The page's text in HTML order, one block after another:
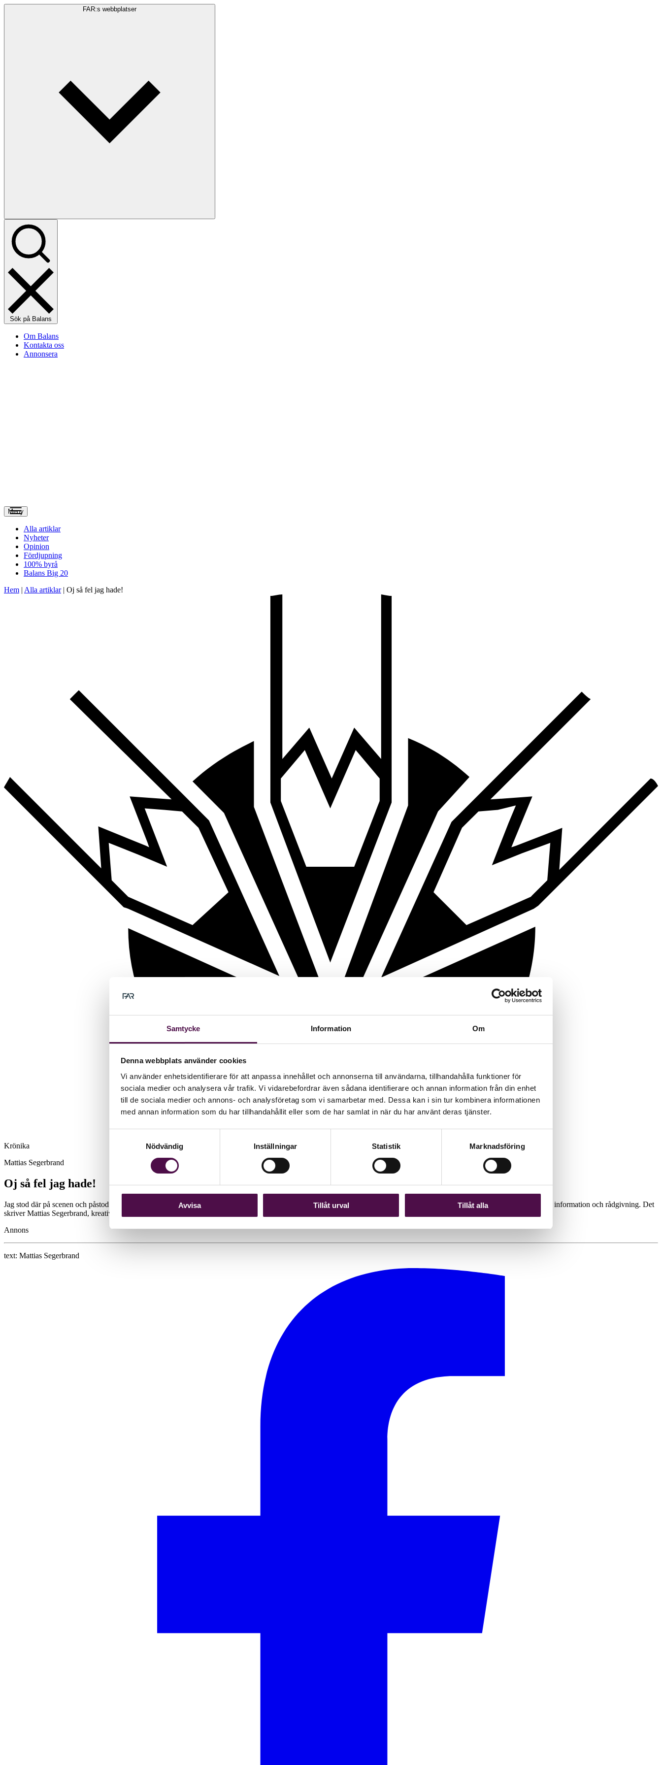
Samtycke Information Om
Denna webbplats använder cookies
Vi använder enhetsidentifierare för att anpassa innehållet och annonserna till användarna, tillhandahålla funktioner för
sociala medier och analysera vår trafik. Vi vidarebefordrar även sådana identifierare och annan information från din enhet
till de sociala medier och annons- och analysföretag som vi samarbetar med. Dessa kan i sin tur kombinera informationen
med annan information som du har tillhandahållit eller som de har samlat in när du har använt deras tjänster.
Nödvändig
Inställningar Statistik Marknadsföring
Avvisa Tillåt urval Tillåt alla
FAR:s webbplatser
Sök på Balans
Om Balans
Kontakta oss
Annonsera
Meny
Alla artiklar
Nyheter
Opinion
Fördjupning
100% byrå
Balans Big 20
Hem | Alla artiklar| Oj så fel jag hade!
Krönika
Mattias Segerbrand
Oj så fel jag hade!
Jag stod där på scenen och påstod att alla redovisningskonsulter skulle bli arbetslösa. Oj så fel jag hade. Men tyvärr förstår många av oss fortfarande inte vad skillnaden är mellan information och rådgivning. Det
skriver Mattias Segerbrand, kreativ ledare för byrån Good Advice, i en krönika för Balans.
Annons
text: Mattias Segerbrand